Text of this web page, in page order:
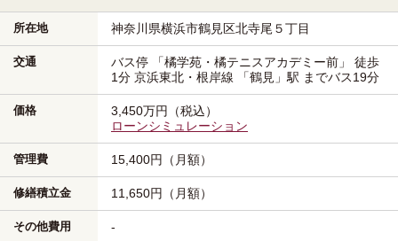
所在地 神奈川県横浜市鶴見区北寺尾５丁目
交通
バス停 「橘学苑・橘テニスアカデミー前」 徒歩
1分 京浜東北・根岸線 「鶴見」駅 までバス19分
価格
3,450万円（税込）
ローンシミュレーション
管理費 15,400円（月額）
修繕積立金 11,650円（月額）
その他費用 -